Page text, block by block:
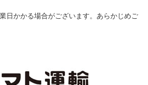
日かかる場合がございます。あらかじめご